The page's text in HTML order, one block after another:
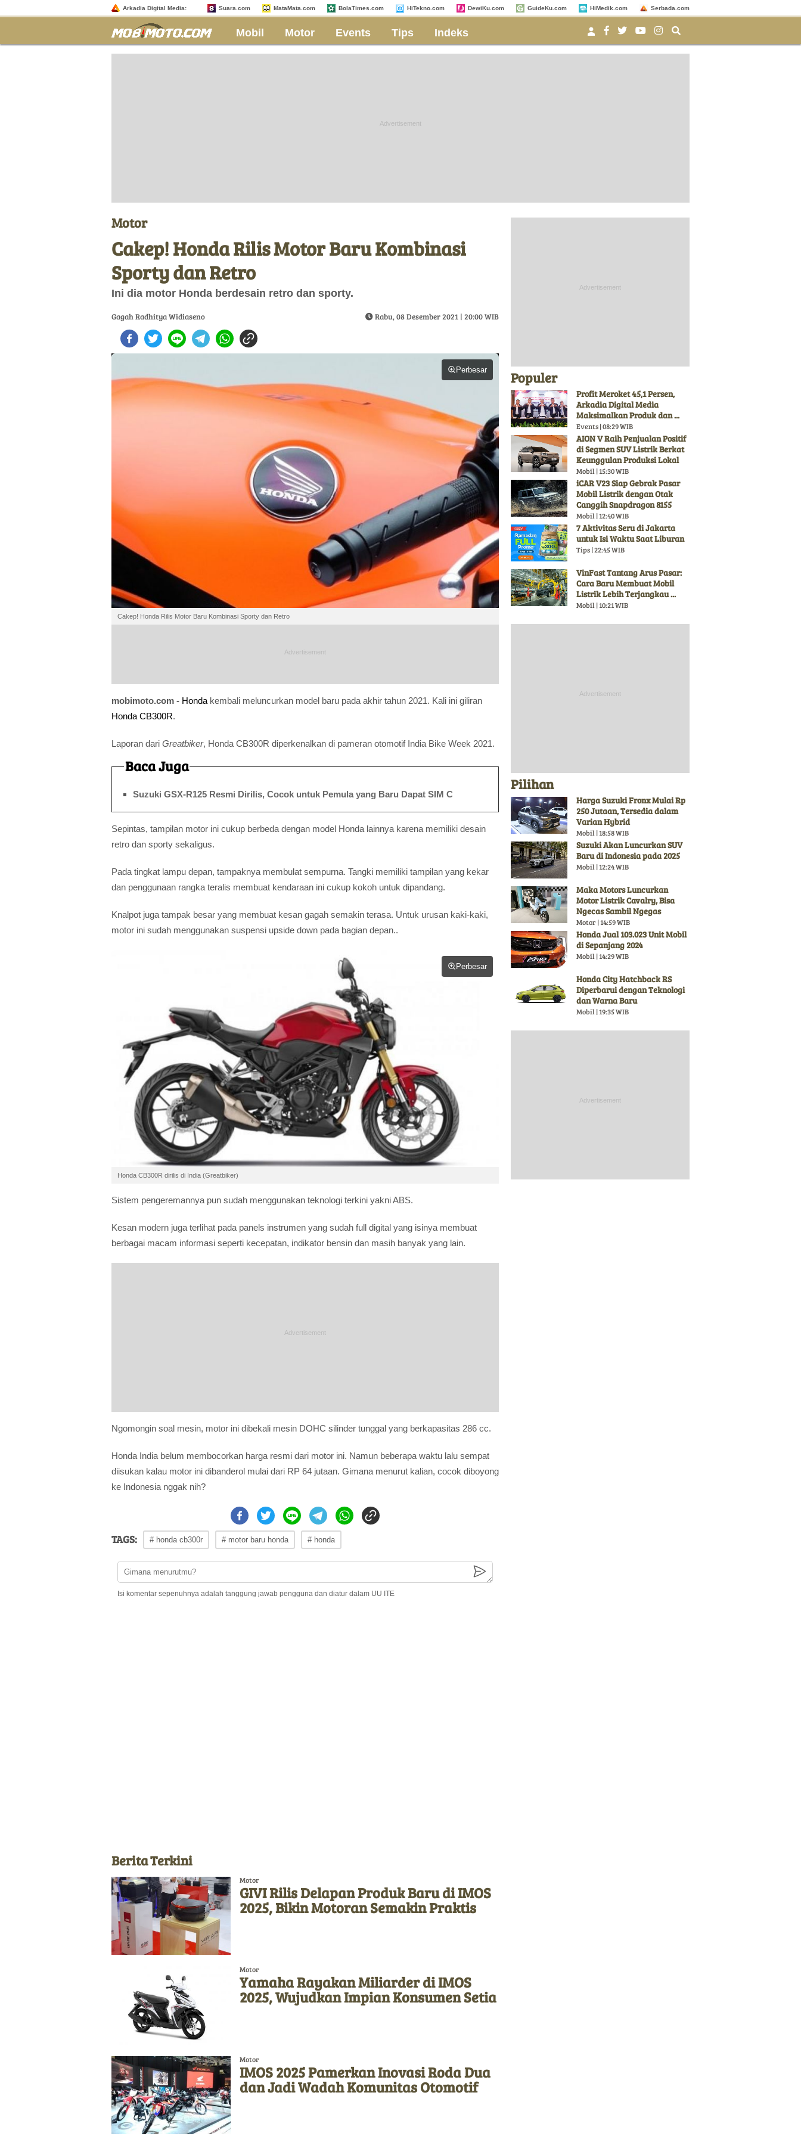
Arkadia Digital Media: Suara.com MataMata.com BolaTimes.com HiTekno.com DewiKu.com GuideKu.com HiMedik.com Serbada.com
Mobil Motor Events Tips Indeks
Motor
Cakep! Honda Rilis Motor Baru Kombinasi
Sporty dan Retro
Ini dia motor Honda berdesain retro dan sporty.
Gagah Radhitya Widiaseno Rabu, 08 Desember 2021 | 20:00 WIB
Perbesar
Cakep! Honda Rilis Motor Baru Kombinasi Sporty dan Retro
mobimoto.com - Honda kembali meluncurkan model baru pada akhir tahun 2021. Kali ini giliran
Honda CB300R.
Laporan dari Greatbiker, Honda CB300R diperkenalkan di pameran otomotif India Bike Week 2021.
Baca Juga
Suzuki GSX-R125 Resmi Dirilis, Cocok untuk Pemula yang Baru Dapat SIM C
Sepintas, tampilan motor ini cukup berbeda dengan model Honda lainnya karena memiliki desain
retro dan sporty sekaligus.
Pada tingkat lampu depan, tampaknya membulat sempurna. Tangki memiliki tampilan yang kekar
dan penggunaan rangka teralis membuat kendaraan ini cukup kokoh untuk dipandang.
Knalpot juga tampak besar yang membuat kesan gagah semakin terasa. Untuk urusan kaki-kaki,
motor ini sudah menggunakan suspensi upside down pada bagian depan..
Perbesar
Honda CB300R dirilis di India (Greatbiker)
Sistem pengeremannya pun sudah menggunakan teknologi terkini yakni ABS.
Kesan modern juga terlihat pada panels instrumen yang sudah full digital yang isinya membuat
berbagai macam informasi seperti kecepatan, indikator bensin dan masih banyak yang lain.
Ngomongin soal mesin, motor ini dibekali mesin DOHC silinder tunggal yang berkapasitas 286 cc.
Honda India belum membocorkan harga resmi dari motor ini. Namun beberapa waktu lalu sempat
diisukan kalau motor ini dibanderol mulai dari RP 64 jutaan. Gimana menurut kalian, cocok diboyong
ke Indonesia nggak nih?
TAGS: # honda cb300r # motor baru honda # honda
Isi komentar sepenuhnya adalah tanggung jawab pengguna dan diatur dalam UU ITE
Berita Terkini
Motor
GIVI Rilis Delapan Produk Baru di IMOS
2025, Bikin Motoran Semakin Praktis
Motor
Yamaha Rayakan Miliarder di IMOS
2025, Wujudkan Impian Konsumen Setia
Motor
IMOS 2025 Pamerkan Inovasi Roda Dua
dan Jadi Wadah Komunitas Otomotif
Populer
Profit Meroket 45,1 Persen,
Arkadia Digital Media
Maksimalkan Produk dan ...
Events | 08:29 WIB
AION V Raih Penjualan Positif
di Segmen SUV Listrik Berkat
Keunggulan Produksi Lokal
Mobil | 15:30 WIB
iCAR V23 Siap Gebrak Pasar
Mobil Listrik dengan Otak
Canggih Snapdragon 8155
Mobil | 12:40 WIB
7 Aktivitas Seru di Jakarta
untuk Isi Waktu Saat Liburan
Tips | 22:45 WIB
VinFast Tantang Arus Pasar:
Cara Baru Membuat Mobil
Listrik Lebih Terjangkau ...
Mobil | 10:21 WIB
Pilihan
Harga Suzuki Fronx Mulai Rp
250 Jutaan, Tersedia dalam
Varian Hybrid
Mobil | 18:58 WIB
Suzuki Akan Luncurkan SUV
Baru di Indonesia pada 2025
Mobil | 12:24 WIB
Maka Motors Luncurkan
Motor Listrik Cavalry, Bisa
Ngecas Sambil Ngegas
Motor | 14:59 WIB
Honda Jual 103.023 Unit Mobil
di Sepanjang 2024
Mobil | 14:29 WIB
Honda City Hatchback RS
Diperbarui dengan Teknologi
dan Warna Baru
Mobil | 19:35 WIB